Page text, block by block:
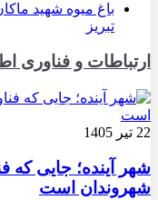
باغ میوه شهید
تبریز
ارتباطات و فناوری
22 تیر 1405
شهر آینده؛ جایی
شهروندان است